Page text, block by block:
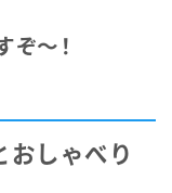
ぞ〜！
しゃべり